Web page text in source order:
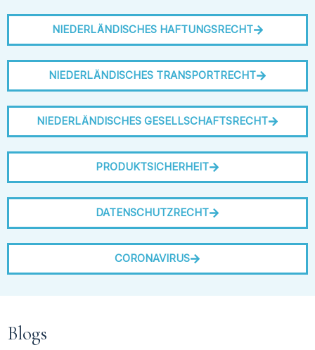
NIEDERLÄNDISCHES HAFTUNGSRECHT
NIEDERLÄNDISCHES TRANSPORTRECHT
NIEDERLÄNDISCHES GESELLSCHAFTSRECHT
PRODUKTSICHERHEIT
DATENSCHUTZRECHT
CORONAVIRUS
Blogs